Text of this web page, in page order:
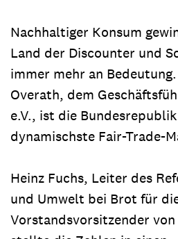
Nachhaltiger Konsum
Land der Discounter und
immer mehr an
Overath, dem
e.V., ist die
dynamischste Fair-Trade-
Heinz Fuchs, Leiter des
und Umwelt bei Brot für
Vorstandsvorsitzender von